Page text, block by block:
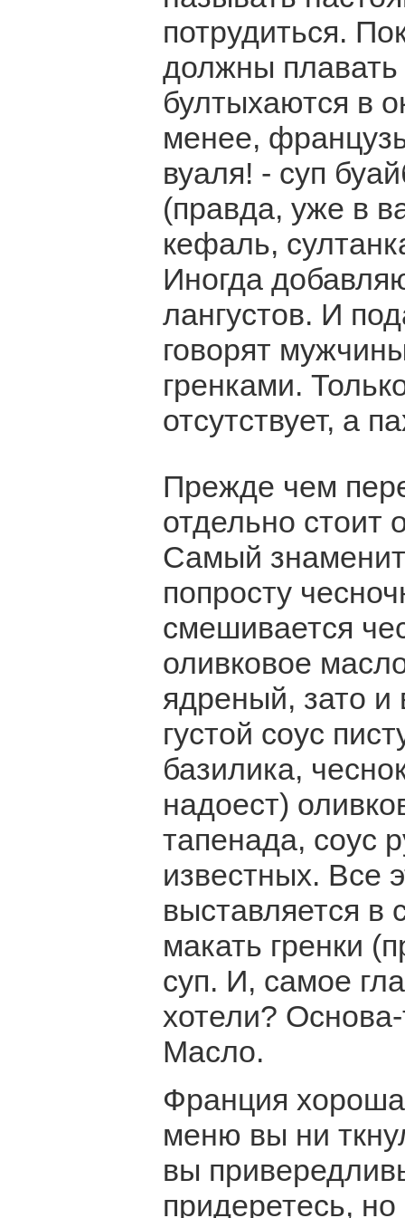
потрудиться.
должны
бултыхаются в
менее,
вуаля! - суп
(правда, уже в
кефаль,
Иногда
лангустов. И
говорят
гренками.
отсутствует, а
Прежде чем
отдельно стоит
Самый
попросту
смешивается
оливковое
ядреный, зато и
густой соус
базилика,
надоест)
тапенада, соус
известных. Все
выставляется в
макать гренки
суп. И, самое
хотели?
Масло.
Франция
меню вы ни
вы
придеретесь,